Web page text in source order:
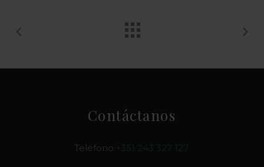
Contáctanos
Teléfono:+351 243 327 127